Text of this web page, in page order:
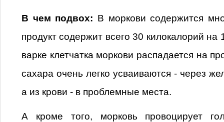
В чем подвох: В моркови содержится
продукт содержит всего 30 килокалорий на
варке клетчатка моркови распадается на
сахара очень легко усваиваются - через
а из крови - в проблемные места.
А кроме того, морковь провоцирует